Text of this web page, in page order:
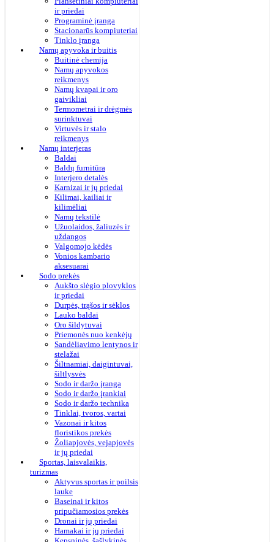
ir priedai
Programinė įranga
Stacionarūs kompiuteriai
Tinklo įranga
Namų apyvoka ir buitis
Buitinė chemija
Namų apyvokos
reikmenys
Namų kvapai ir oro
gaivikliai
Termometrai ir drėgmės
surinktuvai
Virtuvės ir stalo
reikmenys
Namų interjeras
Baldai
Baldų furnitūra
Interjero detalės
Karnizai ir jų priedai
Kilimai, kailiai ir
kilimėliai
Namų tekstilė
Užuolaidos, žaliuzės ir
uždangos
Valgomojo kėdės
Vonios kambario
aksesuarai
Sodo prekės
Aukšto slėgio plovyklos
ir priedai
Durpės, trąšos ir sėklos
Lauko baldai
Oro šildytuvai
Priemonės nuo kenkėjų
Sandėliavimo lentynos ir
stelažai
Šiltnamiai, daigintuvai,
šiltlysvės
Sodo ir daržo įranga
Sodo ir daržo įrankiai
Sodo ir daržo technika
Tinklai, tvoros, vartai
Vazonai ir kitos
floristikos prekės
Žoliapjovės, vejapjovės
ir jų priedai
Sportas, laisvalaikis,
turizmas
Aktyvus sportas ir poilsis
lauke
Baseinai ir kitos
pripučiamosios prekės
Dronai ir jų priedai
Hamakai ir jų priedai